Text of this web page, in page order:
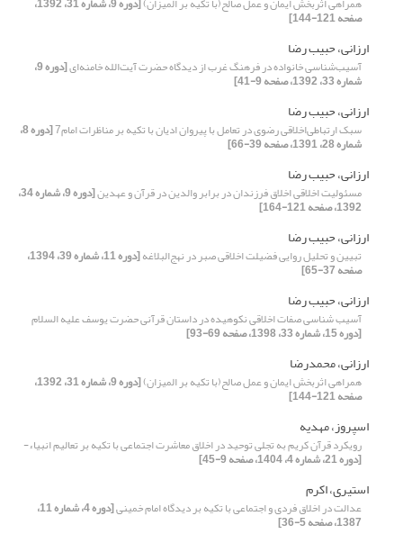
صفحه 121-144]
ارزانی، حبیب رضا
آسیب‌شناسی خانواده در فرهنگ غرب از دیدگاه حضرت آیت‌الله خامنه‌ای [دوره 9،
شماره 33، 1392، صفحه 9-41]
ارزانی، حبیب رضا
سبک ارتباطی‌اخلاقی رضوی در تعامل با پیروان ادیان با تکیه بر مناظرات امام7 [دوره 8،
شماره 28، 1391، صفحه 39-66]
ارزانی، حبیب رضا
مسئولیت اخلاقی اخلاق فرزندان در برابر والدین در قرآن و عهدین [دوره 9، شماره 34،
1392، صفحه 121-164]
ارزانی، حبیب رضا
تبیین و تحلیل روایی فضیلت اخلاقی صبر در نهج‌البلاغه [دوره 11، شماره 39، 1394،
صفحه 37-65]
ارزانی، حبیب رضا
آسیب شناسی صفات اخلاقی نکوهیده در داستان قرآنی حضرت یوسف علیه السلام
[دوره 15، شماره 33، 1398، صفحه 69-93]
ارزانی، محمدرضا
همراهی اثربخش ایمان و عمل صالح(با تکیه بر المیزان) [دوره 9، شماره 31، 1392،
صفحه 121-144]
اسپروز، مهدیه
رویکرد قرآن کریم به تجلی توحید در اخلاق معاشرت اجتماعی با تکیه بر تعالیم انبیاء-
[دوره 21، شماره 4، 1404، صفحه 9-45]
استیری، اکرم
عدالت در اخلاق فردی و اجتماعی با تکیه بر دیدگاه امام خمینی [دوره 4، شماره 11،
1387، صفحه 5-36]